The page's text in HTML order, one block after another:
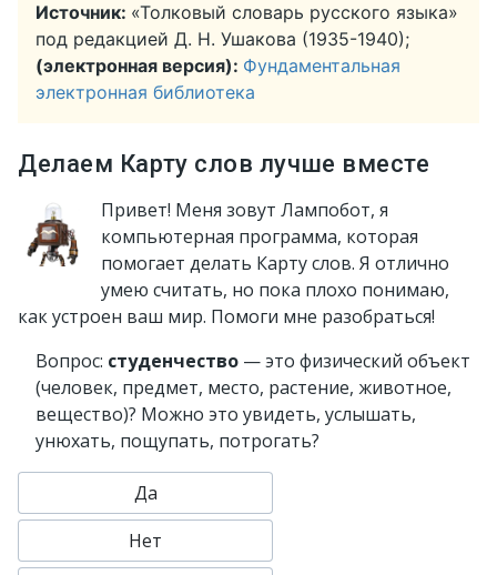
Источник: «Толковый словарь русского языка»
под редакцией Д. Н. Ушакова (1935-1940);
(электронная версия): Фундаментальная
электронная библиотека
Делаем Карту слов лучше вместе
Привет! Меня зовут Лампобот, я
компьютерная программа, которая
помогает делать Карту слов. Я отлично
умею считать, но пока плохо понимаю,
как устроен ваш мир. Помоги мне разобраться!
Вопрос: студенчество — это физический объект
(человек, предмет, место, растение, животное,
вещество)? Можно это увидеть, услышать,
унюхать, пощупать, потрогать?
Да
Нет